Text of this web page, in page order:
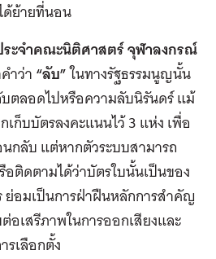
ด้ย้ายที่นอน
ระจำคณะนิติศาสตร์ จุฬาลงกรณ์
ำว่า“ลับ”ในทางรัฐธรรมนูญนั้น
ตลอดไปหรือความลับนิรันดร์ แม้
ก็บบัตรลงคะแนนไว้ 3 แห่ง เพื่อ
กลับ แต่หากตัวระบบสามารถ
อติดตามได้ว่าบัตรใบนั้นเป็นของ
ย่อมเป็นการฝ่าฝืนหลักการสำคัญ
เสรีภาพในการออกเสียงและ
รเลือกตั้ง